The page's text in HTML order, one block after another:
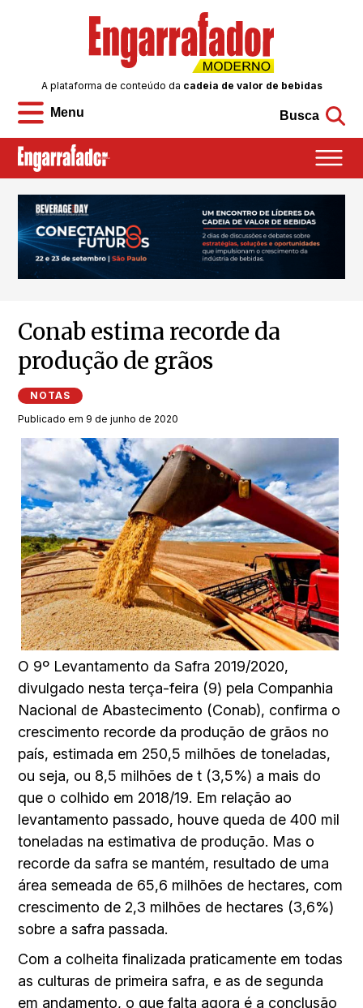
Menu
A plataforma de conteúdo da cadeia de valor de bebidas
Busca
Conab estima recorde da
produção de grãos
NOTAS
Publicado em 9 de junho de 2020
O 9º Levantamento da Safra 2019/2020,
divulgado nesta terça-feira (9) pela Companhia
Nacional de Abastecimento (Conab), confirma o
crescimento recorde da produção de grãos no
país, estimada em 250,5 milhões de toneladas,
ou seja, ou 8,5 milhões de t (3,5%) a mais do
que o colhido em 2018/19. Em relação ao
levantamento passado, houve queda de 400 mil
toneladas na estimativa de produção. Mas o
recorde da safra se mantém, resultado de uma
área semeada de 65,6 milhões de hectares, com
crescimento de 2,3 milhões de hectares (3,6%)
sobre a safra passada.
Com a colheita finalizada praticamente em todas
as culturas de primeira safra, e as de segunda
em andamento, o que falta agora é a conclusão